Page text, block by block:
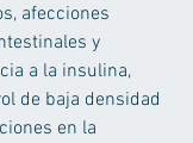
afecciones
y
a la insulina,
de baja densidad
en la